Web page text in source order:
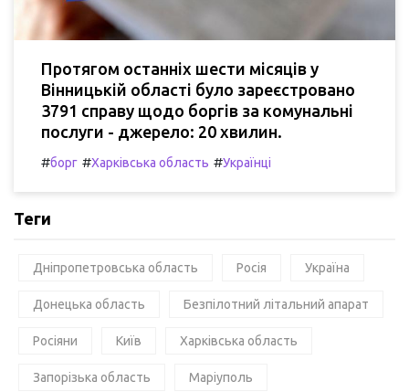
Протягом останніх шести місяців у
Вінницькій області було зареєстровано
3791 справу щодо боргів за комунальні
послуги - джерело: 20 хвилин.
#борг #Харківська область #Українці
Теги
Дніпропетровська область Росія Україна
Донецька область Безпілотний літальний апарат
Росіяни Київ Харківська область
Запорізька область Маріуполь